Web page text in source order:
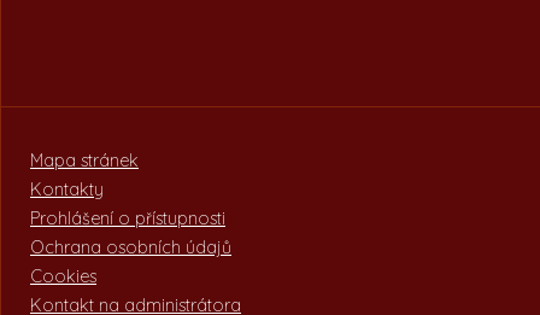
Mapa stránek
Kontakty
Prohlášení o přístupnosti
Ochrana osobních údajů
Cookies
Kontakt na administrátora